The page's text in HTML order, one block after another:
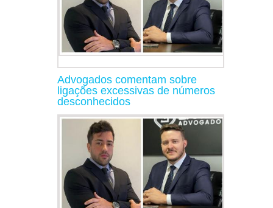
Advogados comentam sobre
ligações excessivas de números
desconhecidos